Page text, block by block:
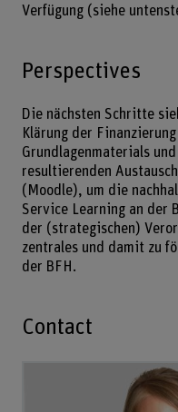
Verfügung (siehe
Perspectives
Die nächsten Schritte
Klärung der
Grundlagenmaterials
resultierenden
(Moodle), um die
Service Learning an der
der (strategischen)
zentrales und damit zu
der BFH.
Contact